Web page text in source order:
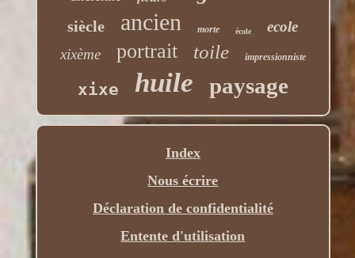
siècle ancien morte école
ecole
xixème
portrait toile impressionniste
xixe huile paysage
Index
Nous écrire
Déclaration de confidentialité
Entente d'utilisation